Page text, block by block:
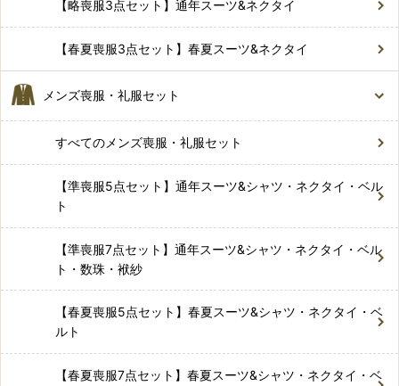
【略喪服3点セット】通年スーツ&ネクタイ
【春夏喪服3点セット】春夏スーツ&ネクタイ
メンズ喪服・礼服セット
すべてのメンズ喪服・礼服セット
【準喪服5点セット】通年スーツ&シャツ・ネクタイ・ベル
ト
【準喪服7点セット】通年スーツ&シャツ・ネクタイ・ベル
ト・数珠・袱紗
【春夏喪服5点セット】春夏スーツ&シャツ・ネクタイ・ベ
ルト
【春夏喪服7点セット】春夏スーツ&シャツ・ネクタイ・ベ